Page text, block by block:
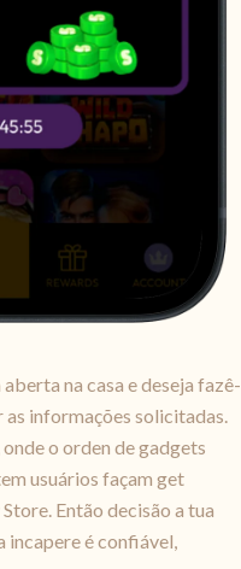
na casa e deseja fazê-
as informações solicitadas.
o orden de gadgets
usuários façam get
Então decisão a tua
incapere é confiável,